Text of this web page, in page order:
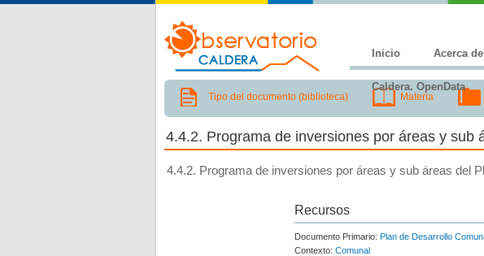
Inicio Acerca
Caldera. OpenData
Tipo del documento (biblioteca) Materia
4.4.2. Programa de inversiones por áreas y sub
4.4.2. Programa de inversiones por áreas y sub áreas del
Recursos
Documento Primario: Plan de Desarrollo
Contexto: Comunal